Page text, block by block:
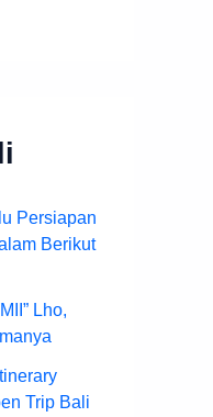
Persiapan
Berikut
Lho,
Trip Bali